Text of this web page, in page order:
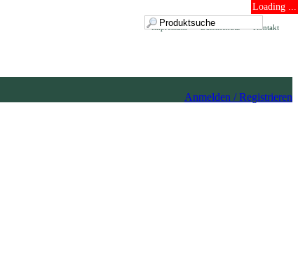
Loading ...
Kontakt
Datenschutz
Impressum
Anmelden / Registrieren